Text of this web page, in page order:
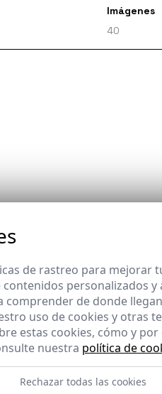
Imágenes
40
de rastreo para mejorar
personalizados y
de donde
uso de cookies y otras
estas cookies, cómo y
nuestra política de
Rechazar todas las cookies